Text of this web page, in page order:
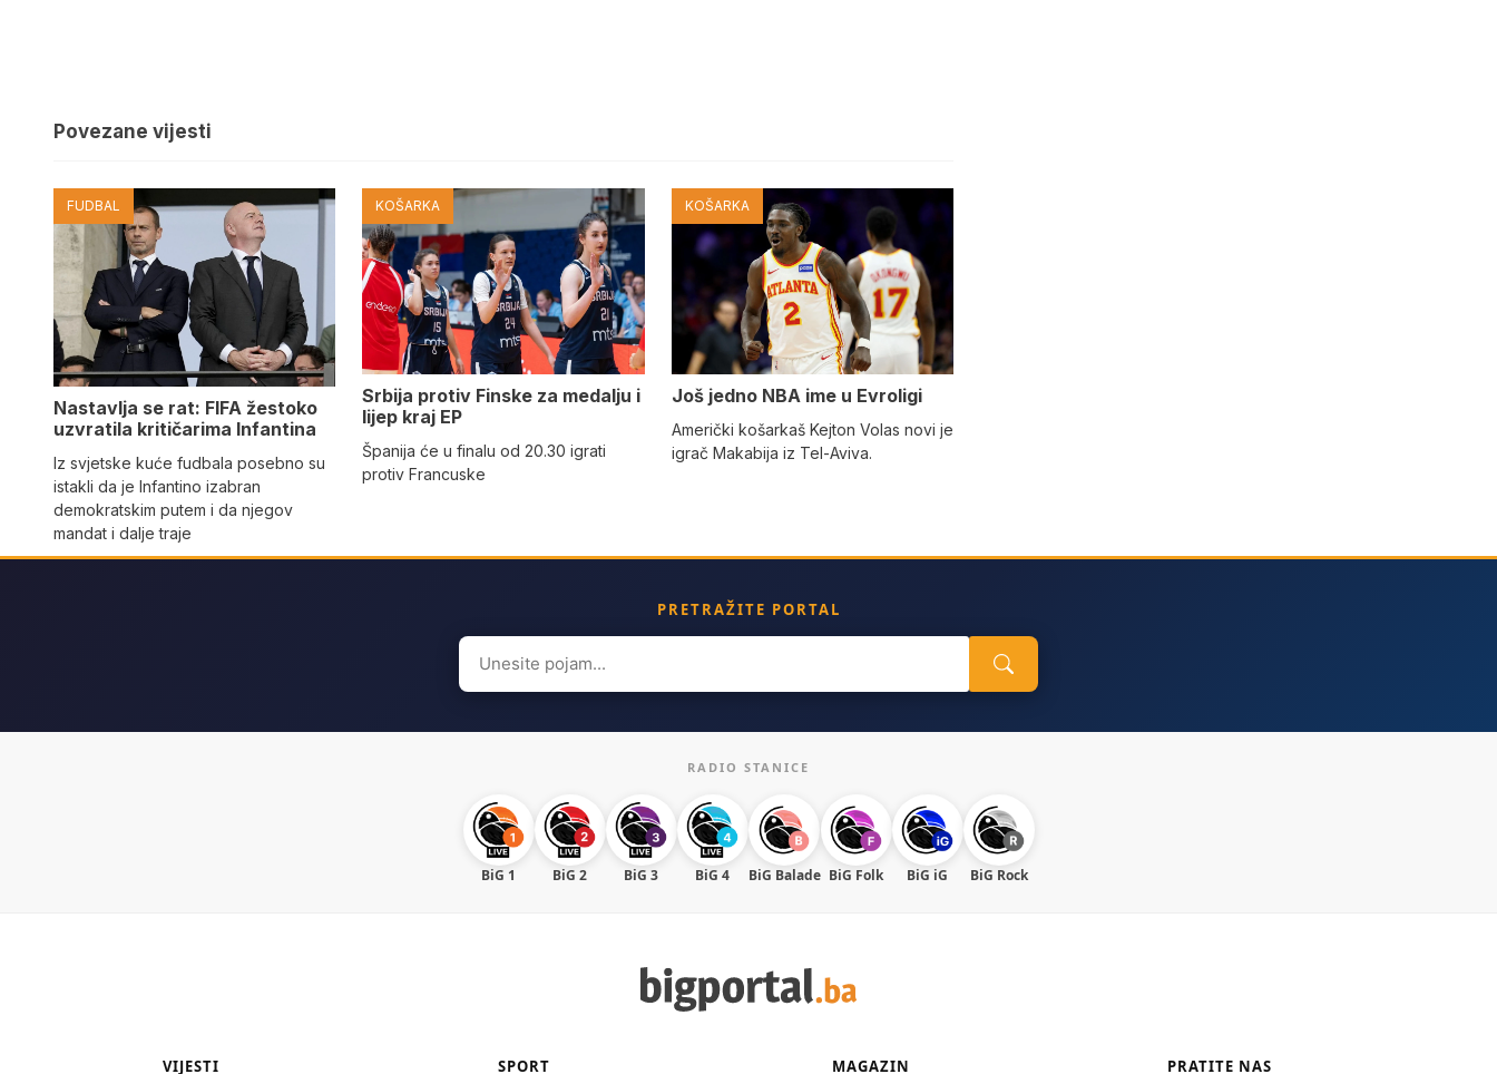
Povezane vijesti
FUDBAL
Nastavlja se rat: FIFA žestoko
uzvratila kritičarima Infantina
Iz svjetske kuće fudbala posebno su
istakli da je Infantino izabran
demokratskim putem i da njegov
mandat i dalje traje
KOŠARKA
Srbija protiv Finske za medalju i
lijep kraj EP
Španija će u finalu od 20.30 igrati
protiv Francuske
KOŠARKA
Još jedno NBA ime u Evroligi
Američki košarkaš Kejton Volas novi je
igrač Makabija iz Tel-Aviva.
PRETRAŽITE PORTAL
Search
for:
RADIO STANICE
BiG 1 BiG 2 BiG 3 BiG 4 BiG Balade BiG Folk BiG iG BiG Rock
VIJESTI SPORT MAGAZIN PRATITE NAS